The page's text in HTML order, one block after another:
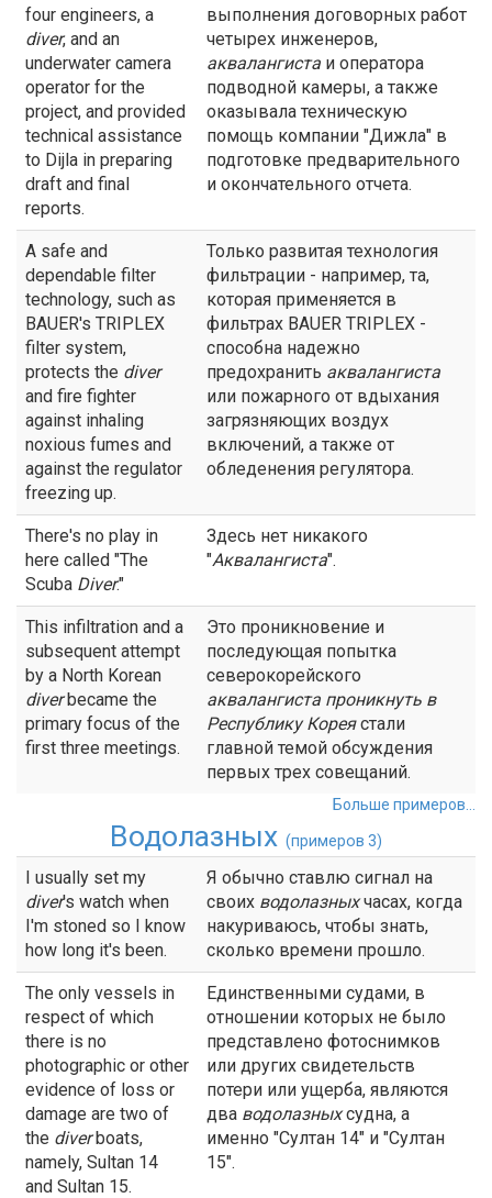
four engineers, a
diver, and an
underwater camera
operator for the
project, and provided
technical assistance
to Dijla in preparing
draft and final
reports.
выполнения договорных работ
четырех инженеров,
аквалангиста и оператора
подводной камеры, а также
оказывала техническую
помощь компании "Дижла" в
подготовке предварительного
и окончательного отчета.
A safe and
dependable filter
technology, such as
BAUER's TRIPLEX
filter system,
protects the diver
and fire fighter
against inhaling
noxious fumes and
against the regulator
freezing up.
Только развитая технология
фильтрации - например, та,
которая применяется в
фильтрах BAUER TRIPLEX -
способна надежно
предохранить аквалангиста
или пожарного от вдыхания
загрязняющих воздух
включений, а также от
обледенения регулятора.
There's no play in
here called "The
Scuba Diver."
Здесь нет никакого
"Аквалангиста".
This infiltration and a
subsequent attempt
by a North Korean
diverbecame the
primary focus of the
first three meetings.
Это проникновение и
последующая попытка
северокорейского
аквалангиста проникнуть в
Республику Кореястали
главной темой обсуждения
первых трех совещаний.
Больше примеров...
Водолазных (примеров 3)
I usually set my
diver's watch when
I'm stoned so I know
how long it's been.
Я обычно ставлю сигнал на
своих водолазныхчасах, когда
накуриваюсь, чтобы знать,
сколько времени прошло.
The only vessels in
respect of which
there is no
photographic or other
evidence of loss or
damage are two of
the diverboats,
namely, Sultan 14
and Sultan 15.
Единственными судами, в
отношении которых не было
представлено фотоснимков
или других свидетельств
потери или ущерба, являются
два водолазныхсудна, а
именно "Султан 14" и "Султан
15".